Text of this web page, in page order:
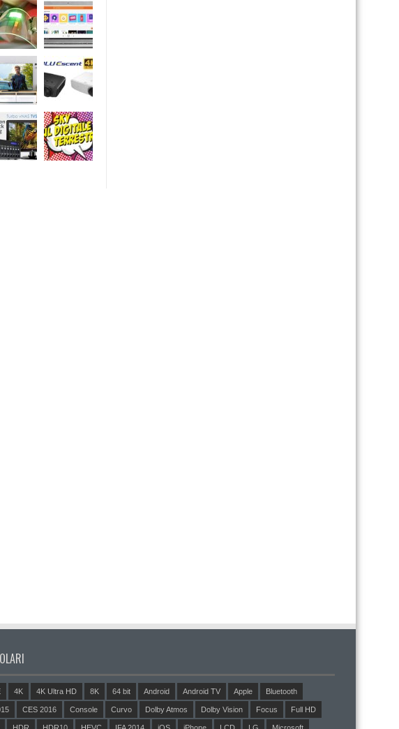
4K 4K Ultra HD 8K 64 bit Android Android TV Apple Bluetooth
CES 2016 Console Curvo Dolby Atmos Dolby Vision Focus Full HD